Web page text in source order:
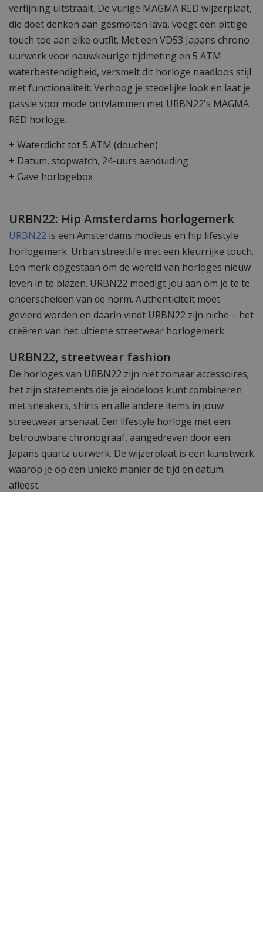
verfijning uitstraalt. De vurige MAGMA RED wijzerplaat,
die doet denken aan gesmolten lava, voegt een pittige
touch toe aan elke outfit. Met een VD53 Japans chrono
uurwerk voor nauwkeurige tijdmeting en 5 ATM
waterbestendigheid, versmelt dit horloge naadloos stijl
met functionaliteit. Verhoog je stedelijke look en laat je
passie voor mode ontvlammen met URBN22's MAGMA
RED horloge.
+ Waterdicht tot 5 ATM (douchen)
+ Datum, stopwatch, 24-uurs aanduiding
+ Gave horlogebox
URBN22: Hip Amsterdams horlogemerk
URBN22 is een Amsterdams modieus en hip lifestyle
horlogemerk. Urban streetlife met een kleurrijke touch.
Een merk opgestaan om de wereld van horloges nieuw
leven in te blazen. URBN22 moedigt jou aan om je te te
onderscheiden van de norm. Authenticiteit moet
gevierd worden en daarin vindt URBN22 zijn niche – het
creëren van het ultieme streetwear horlogemerk.
URBN22, streetwear fashion
De horloges van URBN22 zijn niet zomaar accessoires;
het zijn statements die je eindeloos kunt combineren
met sneakers, shirts en alle andere items in jouw
streetwear arsenaal. Een lifestyle horloge met een
betrouwbare chronograaf, aangedreven door een
Japans quartz uurwerk. De wijzerplaat is een kunstwerk
waarop je op een unieke manier de tijd en datum
afleest.